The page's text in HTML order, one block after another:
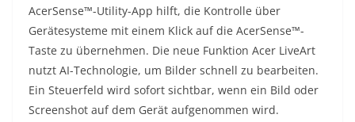
AcerSense™-Utility-App hilft, die Kontrolle über
Gerätesysteme mit einem Klick auf die AcerSense™-
Taste zu übernehmen. Die neue Funktion Acer LiveArt
nutzt AI-Technologie, um Bilder schnell zu bearbeiten.
Ein Steuerfeld wird sofort sichtbar, wenn ein Bild oder
Screenshot auf dem Gerät aufgenommen wird.